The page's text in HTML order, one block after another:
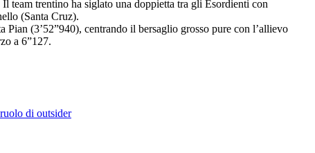
team trentino ha siglato una doppietta tra gli Esordienti con
(Santa Cruz).
(3’52”940), centrando il bersaglio grosso pure con l’allievo
a 6”127.
di outsider